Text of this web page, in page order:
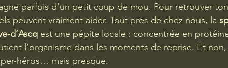
parfois d’un petit coup de mou. Pour retrouver
peuvent vraiment aider. Tout près de chez nous, la
d’Ascq est une pépite locale : concentrée en
l’organisme dans les moments de reprise. Et
héros… mais presque.